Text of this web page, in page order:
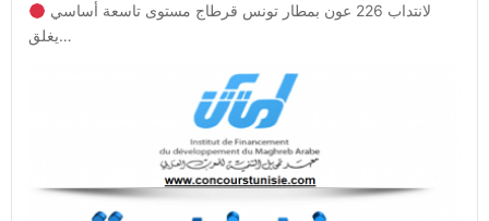
لانتداب 226 عون بمطار تونس قرطاج مستوى تاسعة أساسي
يغلق…